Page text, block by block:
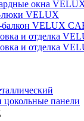
окна
VELUX
VELUX
и отделка
и отделка
панели